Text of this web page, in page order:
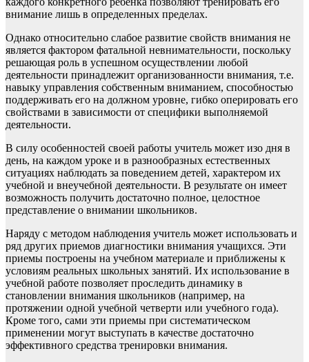
внимание лишь в определенных пределах.
Однако относительно слабое развитие свойств внимания не
является фактором фатальной невнимательности, поскольку
решающая роль в успешном осуществлении любой
деятельности принадлежит организованности внимания, т.е.
навыку управления собственным вниманием, способностью
поддерживать его на должном уровне, гибко оперировать его
свойствами в зависимости от специфики выполняемой
деятельности.
В силу особенностей своей работы учитель может изо дня в
день, на каждом уроке и в разнообразных естественных
ситуациях наблюдать за поведением детей, характером их
учебной и внеучебной деятельности. В результате он имеет
возможность получить достаточно полное, целостное
представление о внимании школьников.
Наряду с методом наблюдения учитель может использовать и
ряд других приемов диагностики внимания учащихся. Эти
приемы построены на учебном материале и приближены к
условиям реальных школьных занятий. Их использование в
учебной работе позволяет проследить динамику в
становлении внимания школьников (например, на
протяжении одной учебной четверти или учебного года).
Кроме того, сами эти приемы при систематическом
применении могут выступать в качестве достаточно
эффективного средства тренировки внимания.